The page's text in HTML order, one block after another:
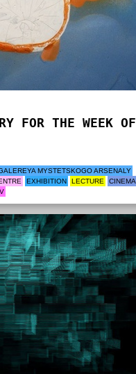
FOR THE WEEK OF
MYSTETSKOGO ARSENALY
EXHIBITION LECTURE
CINEMA